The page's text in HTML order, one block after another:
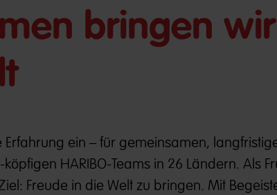
bringen
Erfahrung ein – für gemeinsamen,
HARIBO-Teams in 26 Ländern. Als
Freude in die Welt zu bringen. Mit